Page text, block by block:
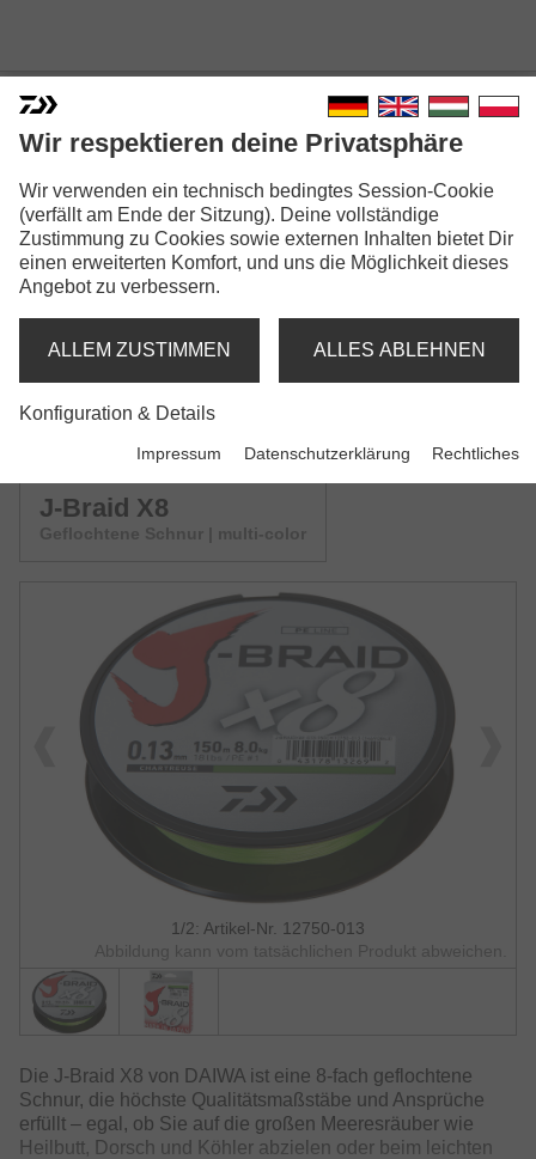
J-BRAID X8
Modellausführungen: 3
J-Braid X8
J-Braid X8
J-Braid X8
Geflochtene Schnur | multi-color
1/2: Artikel-Nr. 12750-013
Abbildung kann vom tatsächlichen Produkt abweichen.
Die J-Braid X8 von DAIWA ist eine 8-fach geflochtene
Schnur, die höchste Qualitätsmaßstäbe und Ansprüche
erfüllt – egal, ob Sie auf die großen Meeresräuber wie
Heilbutt, Dorsch und Köhler abzielen oder beim leichten
Wir respektieren deine Privatsphäre
Wir verwenden ein technisch bedingtes Session-Cookie
(verfällt am Ende der Sitzung). Deine vollständige
Zustimmung zu Cookies sowie externen Inhalten bietet Dir
einen erweiterten Komfort, und uns die Möglichkeit dieses
Angebot zu verbessern.
ALLEM ZUSTIMMEN ALLES ABLEHNEN
Konfiguration & Details
Impressum Datenschutzerklärung Rechtliches